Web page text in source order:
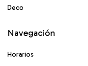
Deco
Navegación
Horarios